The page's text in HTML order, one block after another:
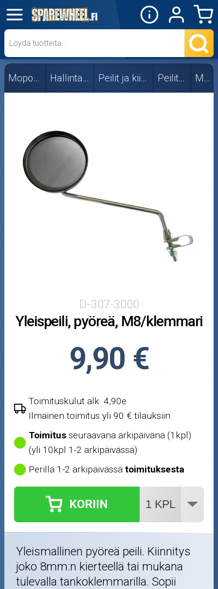
✕
Mopon osat
101_Octane
Forte
RMS
Stage6
Mopoauton osat
Mönkijän osat
Puutarha ja metsä
Ajovarusteet
Nastarenkaat
Renkaat ja vanteet
Öljyt ja kemikaalit
Työkalut
Outlet-tuotteet
Mopon osat Hallintalaitteet Peilit ja kiinnikkeet Peilit, yleis Muut
D-307-3000
Yleispeili, pyöreä, M8/klemmari
9,90 €
Toimituskulut alk. 4,90e
Ilmainen toimitus yli 90 € tilauksiin
Toimitus seuraavana arkipäivänä (1kpl)
(yli 10kpl 1-2 arkipäivässä)
Perillä 1-2 arkipäivässätoimituksesta
KORIIN
Yleismallinen pyöreä peili. Kiinnitys
joko 8mm:n kierteellä tai mukana
tulevalla tankoklemmarilla. Sopii